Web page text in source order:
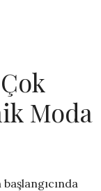
Moda
başlangıcında